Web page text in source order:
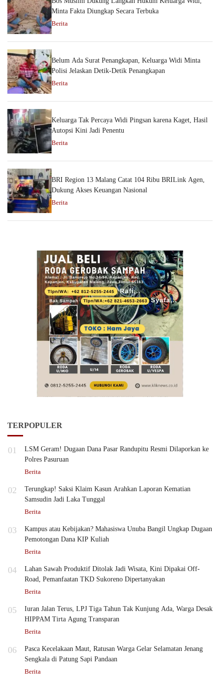
Minta Fakta Diungkap Secara Terbuka
Berita
Belum Ada Surat Penangkapan, Keluarga Widi Minta
Polisi Jelaskan Detik-Detik Penangkapan
Berita
Keluarga Tak Percaya Widi Pingsan karena Kaget, Hasil
Autopsi Kini Jadi Penentu
Berita
BRI Region 13 Malang Catat 104 Ribu BRILink Agen,
Dukung Akses Keuangan Nasional
Berita
TERPOPULER
01
LSM Geram! Dugaan Dana Pasar Randupitu Resmi Dilaporkan ke
Polres Pasuruan
Berita
02
Terungkap! Saksi Klaim Kasun Arahkan Laporan Kematian
Samsudin Jadi Laka Tunggal
Berita
03
Kampus atau Kebijakan? Mahasiswa Unuba Bangil Ungkap Dugaan
Pemotongan Dana KIP Kuliah
Berita
04
Lahan Sawah Produktif Ditolak Jadi Wisata, Kini Dipakai Off-
Road, Pemanfaatan TKD Sukoreno Dipertanyakan
Berita
05
Iuran Jalan Terus, LPJ Tiga Tahun Tak Kunjung Ada, Warga Desak
HIPPAM Tirta Agung Transparan
Berita
06
Pasca Kecelakaan Maut, Ratusan Warga Gelar Selamatan Jenang
Sengkala di Patung Sapi Pandaan
Berita